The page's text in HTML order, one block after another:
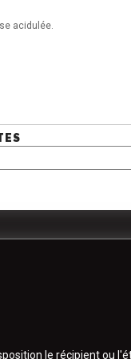
acidulée.
le récipient ou